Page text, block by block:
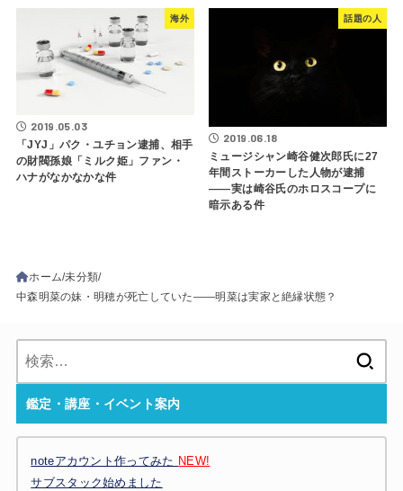
海外
2019.05.03
「JYJ」パク・ユチョン逮捕、相手
の財閥孫娘「ミルク姫」ファン・
ハナがなかなかな件
話題の人
2019.06.18
ミュージシャン崎谷健次郎氏に27
年間ストーカーした人物が逮捕
――実は崎谷氏のホロスコープに
暗示ある件
ホーム 未分類
中森明菜の妹・明穂が死亡していた――明菜は実家と絶縁状態？
鑑定・講座・イベント案内
noteアカウント作ってみた NEW!
サブスタック始めました